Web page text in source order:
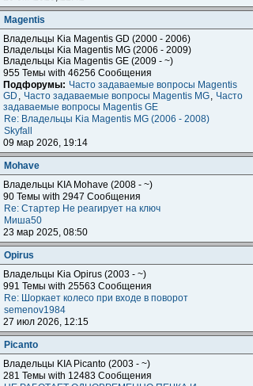
Magentis
Владельцы Kia Magentis GD (2000 - 2006)
Владельцы Kia Magentis MG (2006 - 2009)
Владельцы Kia Magentis GE (2009 - ~)
955 Темы with 46256 Сообщения
Подфорумы: Часто задаваемые вопросы Magentis
GD , Часто задаваемые вопросы Magentis MG, Часто
задаваемые вопросы Magentis GE
Re: Владельцы Kia Magentis MG (2006 - 2008)
Skyfall
09 мар 2026, 19:14
Mohave
Владельцы KIA Mohave (2008 - ~)
90 Темы with 2947 Сообщения
Re: Стартер Не реагирует на ключ
Миша50
23 мар 2025, 08:50
Opirus
Владельцы Kia Opirus (2003 - ~)
991 Темы with 25563 Сообщения
Re: Шоркает колесо при входе в поворот
semenov1984
27 июл 2026, 12:15
Piсanto
Владельцы KIA Piсanto (2003 - ~)
281 Темы with 12483 Сообщения